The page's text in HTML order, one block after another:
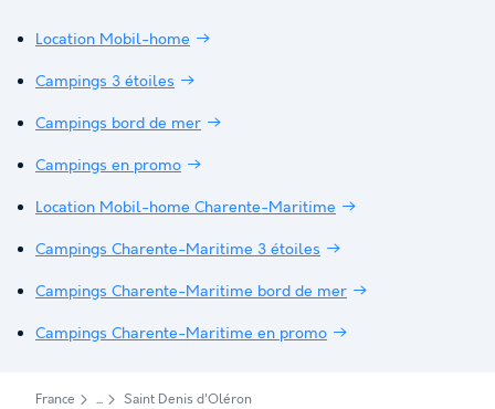
Location Mobil-home
Campings 3 étoiles
Campings bord de mer
Campings en promo
Location Mobil-home Charente-Maritime
Campings Charente-Maritime 3 étoiles
Campings Charente-Maritime bord de mer
Campings Charente-Maritime en promo
France Saint Denis d'Oléron